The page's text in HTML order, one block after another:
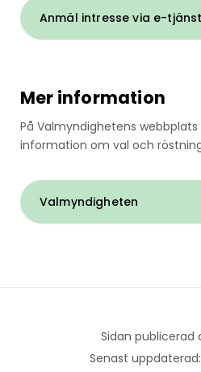
Anmäl intresse via e-
Mer information
På Valmyndighetens
information om val och
Valmyndigheten
Sidan publicerad
Senast